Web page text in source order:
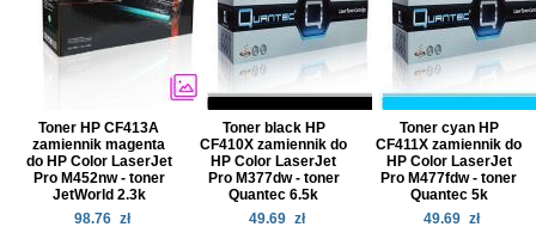
Toner HP CF413A
zamiennik magenta
do HP Color LaserJet
Pro M452nw - toner
JetWorld 2.3k
98.76 zł
Toner black HP
CF410X zamiennik do
HP Color LaserJet
Pro M377dw - toner
Quantec 6.5k
49.69 zł
Toner cyan HP
CF411X zamiennik do
HP Color LaserJet
Pro M477fdw - toner
Quantec 5k
49.69 zł